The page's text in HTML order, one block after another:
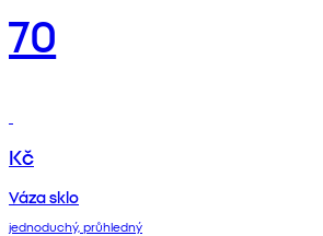
70
Kč
Váza sklo
jednoduchý, průhledný